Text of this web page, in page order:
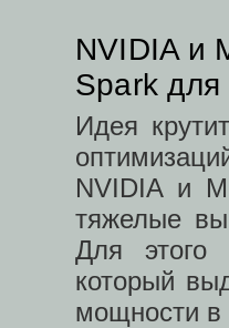
NVIDIA и
Spark
Идея
NVIDIA и
тяжелые
Для
который
мощности